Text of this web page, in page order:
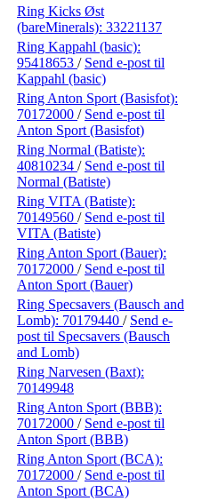
Ring Kicks Øst
(bareMinerals): 33221137
Ring Kappahl (basic):
95418653 / Send e-post til
Kappahl (basic)
Ring Anton Sport (Basisfot):
70172000 / Send e-post til
Anton Sport (Basisfot)
Ring Normal (Batiste):
40810234 / Send e-post til
Normal (Batiste)
Ring VITA (Batiste):
70149560 / Send e-post til
VITA (Batiste)
Ring Anton Sport (Bauer):
70172000 / Send e-post til
Anton Sport (Bauer)
Ring Specsavers (Bausch and
Lomb): 70179440 / Send e-
post til Specsavers (Bausch
and Lomb)
Ring Narvesen (Baxt):
70149948
Ring Anton Sport (BBB):
70172000 / Send e-post til
Anton Sport (BBB)
Ring Anton Sport (BCA):
70172000 / Send e-post til
Anton Sport (BCA)